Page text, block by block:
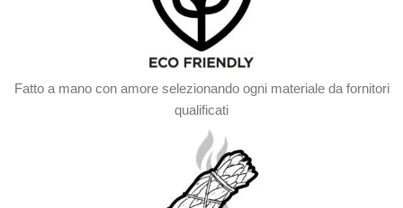
Fatto a mano con amore selezionando ogni materiale da fornitori
qualificati